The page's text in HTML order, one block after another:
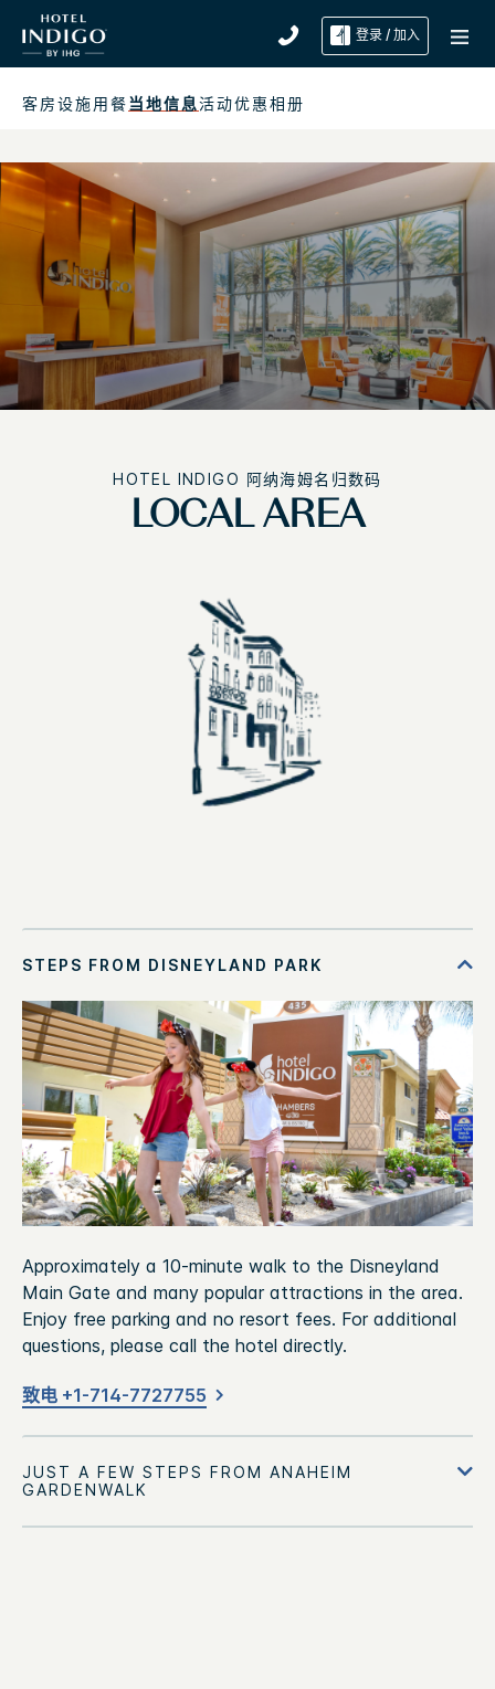
登录 / 加入
客房设施用餐当地信息活动优惠相册
HOTEL INDIGO 阿纳海姆名归数码
LOCAL AREA
Approximately a 10-minute walk to the Disneyland
Main Gate and many popular attractions in the area.
Enjoy free parking and no resort fees. For additional
questions, please call the hotel directly.
致电 +1-714-7727755